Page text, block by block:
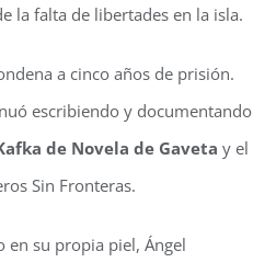
la falta de libertades en la isla.
a cinco años de prisión.
escribiendo y documentando
de Novela de Gaveta y el
Sin Fronteras.
en su propia piel, Ángel